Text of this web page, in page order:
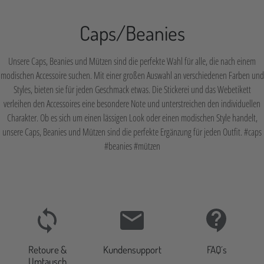
Caps/Beanies
Unsere Caps, Beanies und Mützen sind die perfekte Wahl für alle, die nach einem
modischen Accessoire suchen. Mit einer großen Auswahl an verschiedenen Farben und
Styles, bieten sie für jeden Geschmack etwas. Die Stickerei und das Webetikett
verleihen den Accessoires eine besondere Note und unterstreichen den individuellen
Charakter. Ob es sich um einen lässigen Look oder einen modischen Style handelt,
unsere Caps, Beanies und Mützen sind die perfekte Ergänzung für jeden Outfit. #caps
#beanies #mützen
Retoure &
Umtausch
Kundensupport FAQ´s